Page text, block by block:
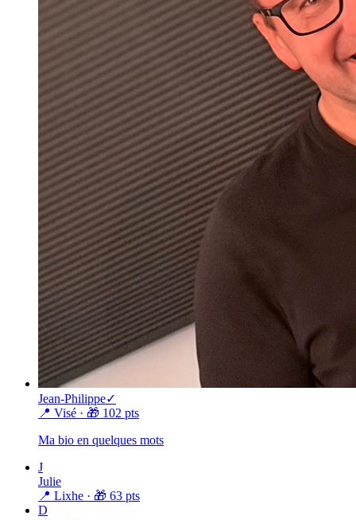
Jean-Philippe✓
📍 Visé · 🎁 102 pts
Ma bio en quelques mots
J
Julie
📍 Lixhe · 🎁 63 pts
D